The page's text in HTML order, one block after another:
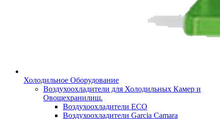
Холодильное Оборудование
Воздухоохладители для Холодильных Камер и
Овощехранилищ.
Воздухоохладители ECO
Воздухоохладители Garcia Camara